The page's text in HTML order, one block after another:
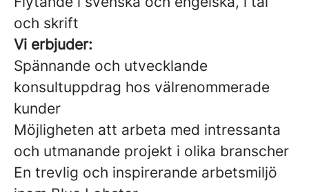
och skrift
Vi erbjuder:
Spännande och utvecklande
konsultuppdrag hos välrenommerade
kunder
Möjligheten att arbeta med intressanta
och utmanande projekt i olika branscher
En trevlig och inspirerande arbetsmiljö